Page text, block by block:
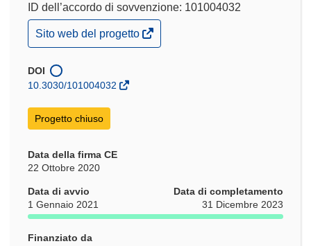
ID dell’accordo di sovvenzione: 101004032
(si
apre
una
nuova
Sito web del progetto
DOI
10.3030/101004032
Progetto chiuso
Data della firma CE
22 Ottobre 2020
Data di avvio
1 Gennaio 2021
Data di completamento
31 Dicembre 2023
Finanziato da